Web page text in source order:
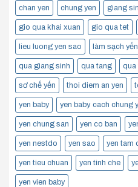
chan yen chung yen giang
gio qua khai xuan gio qua tet
lieu luong yen sao làm sạch yến
qua giang sinh qua tang qua
sơ chế yến thoi diem an yen
yen baby yen baby. cach chung
yen chung san yen co ban
yen nestdo yen sao yen tam
yen tieu chuan yen tinh che
yen vien baby